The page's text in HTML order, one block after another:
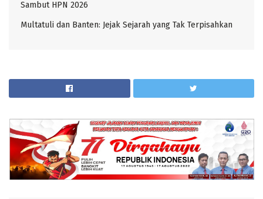
Sambut HPN 2026
Multatuli dan Banten: Jejak Sejarah yang Tak Terpisahkan